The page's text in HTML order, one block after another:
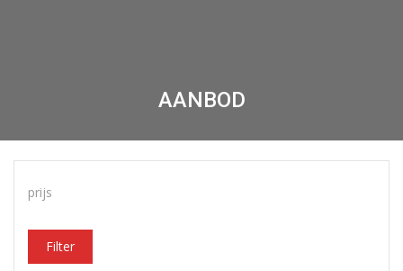
AANBOD
prijs
Filter